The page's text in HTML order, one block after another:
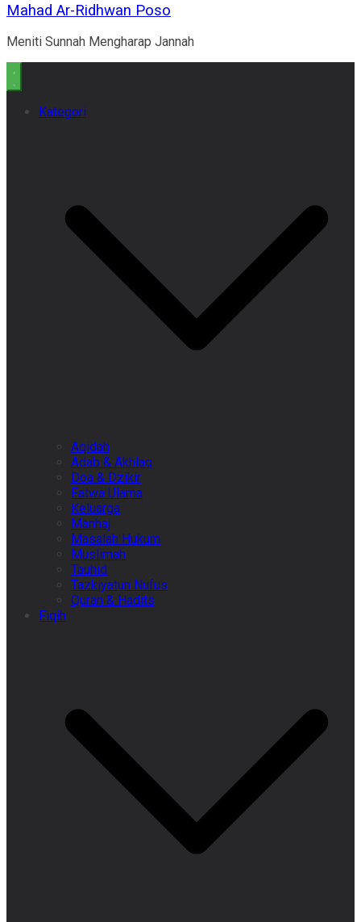
Mahad Ar-Ridhwan Poso
Meniti Sunnah Mengharap Jannah
Kategori
Aqidah
Adab & Akhlaq
Doa & Dzikir
Fatwa Ulama
Keluarga
Manhaj
Masalah Hukum
Muslimah
Tauhid
Tazkiyatun Nufus
Quran & Hadits
Fiqih